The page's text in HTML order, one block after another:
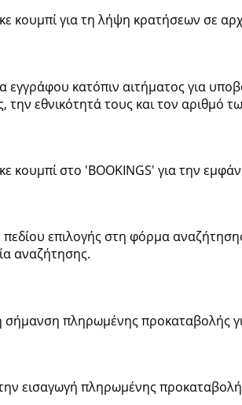
κουμπί για τη λήψη κρατήσεων σε
εγγράφου κατόπιν αιτήματος για
την εθνικότητά τους και τον
κουμπί στο 'BOOKINGS' για την
επιλογής στη φόρμα
αναζήτησης.
σήμανση πληρωμένης προκαταβολής
εισαγωγή πληρωμένης